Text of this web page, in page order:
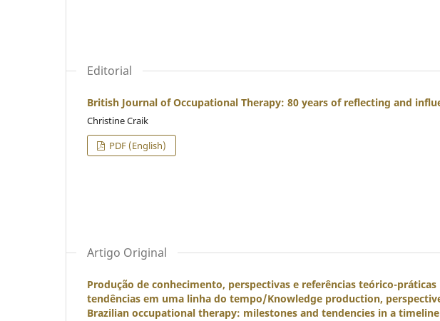
Editorial
British Journal of Occupational Therapy: 80 years of reflecting and
Christine Craik
PDF (English)
Artigo Original
Produção de conhecimento, perspectivas e referências teórico-
tendências em uma linha do tempo/Knowledge production,
Brazilian occupational therapy: milestones and tendencies in a timeline